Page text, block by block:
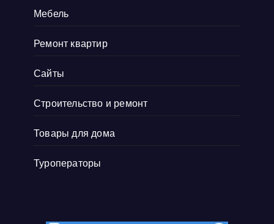
Мебель
Ремонт квартир
Сайты
Строительство и ремонт
Товары для дома
Туроператоры